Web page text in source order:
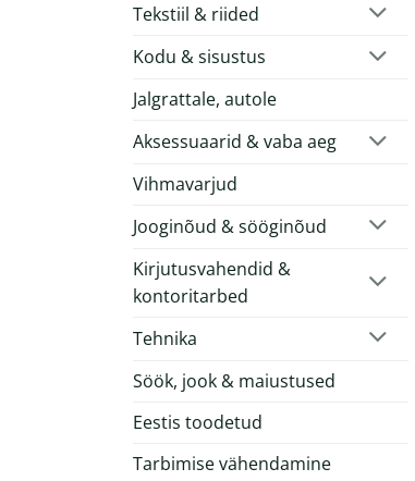
Tekstiil & riided
Kodu & sisustus
Jalgrattale, autole
Aksessuaarid & vaba aeg
Vihmavarjud
Jooginõud & sööginõud
Kirjutusvahendid &
kontoritarbed
Tehnika
Söök, jook & maiustused
Eestis toodetud
Tarbimise vähendamine